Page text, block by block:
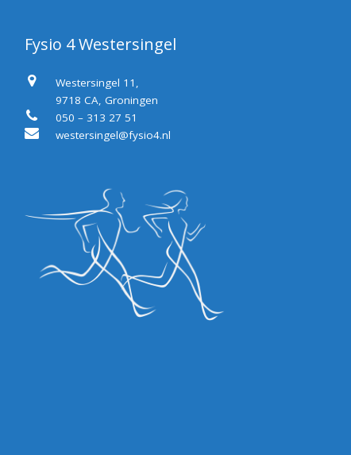
Fysio 4 Westersingel
Westersingel 11,
9718 CA, Groningen
050 – 313 27 51
westersingel@fysio4.nl